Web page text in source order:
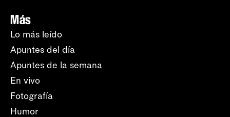
Más
Lo más leído
Apuntes del día
Apuntes de la semana
En vivo
Fotografía
Humor